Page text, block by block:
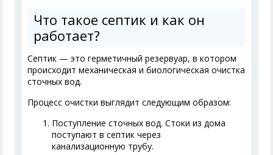
Что такое септик и как он
работает?
Септик — это герметичный резервуар, в котором
происходит механическая и биологическая очистка
сточных вод.
Процесс очистки выглядит следующим образом:
Поступление сточных вод. Стоки из дома
поступают в септик через
канализационную трубу.